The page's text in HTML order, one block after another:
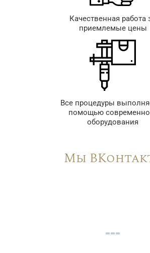
Качественная работа
приемлемые цены
Все процедуры
помощью
оборудования
Мы